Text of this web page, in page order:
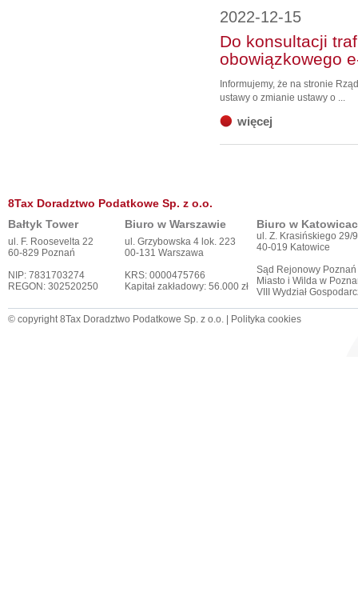
2022-12-15
Do konsultacji
obowiązkowego
Informujemy, że na stronie
ustawy o zmianie ustawy o ...
więcej
8Tax Doradztwo Podatkowe Sp. z o.o.
Bałtyk Tower
Biuro w Warszawie Biuro w
ul. F. Roosevelta 22
60-829 Poznań
NIP: 7831703274
REGON: 302520250
ul. Grzybowska 4 lok. 223
00-131 Warszawa
KRS: 0000475766
Kapitał zakładowy: 56.000 zł
ul. Z. Krasińskiego 29/9
40-019 Katowice
Sąd Rejonowy
Miasto i Wilda w
VIII Wydział
© copyright 8Tax Doradztwo Podatkowe Sp. z o.o. | Polityka cookies